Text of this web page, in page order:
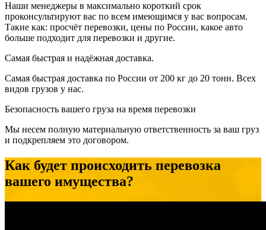
Наши менеджеры в максимально короткий срок
проконсультируют вас по всем имеющимся у вас вопросам.
Такие как: просчёт перевозки, цены по России, какое авто
больше подходит для перевозки и другие.
Самая быстрая и надёжная доставка.
Самая быстрая доставка по России от 200 кг до 20 тонн. Всех
видов грузов у нас.
Безопасность вашего груза на время перевозки
Мы несем полную материальную ответственность за ваш груз
и подкрепляем это договором.
Как будет происходить перевозка
вашего имущества?